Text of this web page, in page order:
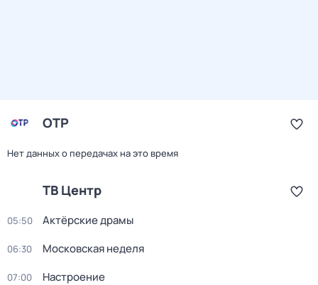
ОТР
Нет данных о передачах на это время
ТВ Центр
05:50 Актёрские драмы
06:30 Московская неделя
07:00 Настроение